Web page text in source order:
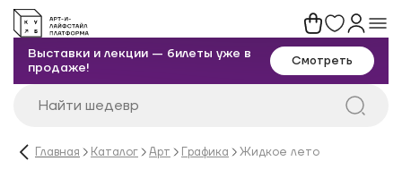
Выставки и лекции — билеты уже в
продаже!
Смотреть
Главная Каталог Арт Графика Жидкое лето